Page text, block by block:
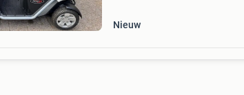
Nieuw